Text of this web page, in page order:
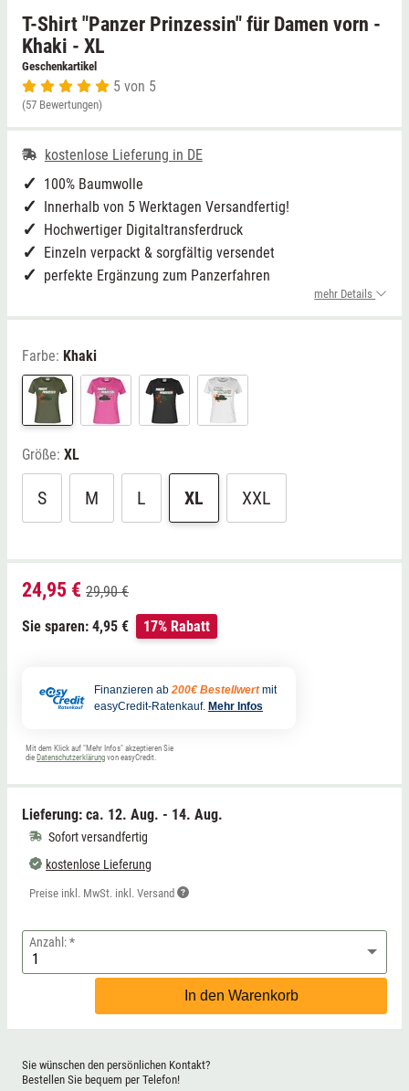
T-Shirt "Panzer Prinzessin" für Damen vorn -
Khaki - XL
Geschenkartikel
5 von 5
(57 Bewertungen)
kostenlose Lieferung in DE
100% Baumwolle
Innerhalb von 5 Werktagen Versandfertig!
Hochwertiger Digitaltransferdruck
Einzeln verpackt & sorgfältig versendet
perfekte Ergänzung zum Panzerfahren
mehr Details
Farbe: Khaki
Größe: XL
S M L XL XXL
24,95 € 29,90 €
Sie sparen: 4,95 €
17% Rabatt
Finanzieren ab 200€ Bestellwert mit
easyCredit-Ratenkauf. Mehr Infos
Mit dem Klick auf "Mehr Infos" akzeptieren Sie
die Datenschutzerklärung von easyCredit.
Lieferung: ca. 12. Aug. - 14. Aug.
Sofort versandfertig
kostenlose Lieferung
Preise inkl. MwSt. inkl. Versand
Anzahl:
In den Warenkorb
Sie wünschen den persönlichen Kontakt?
Bestellen Sie bequem per Telefon!
Niedersachsen
NRW
Saarland
Sachsen
Sachsen-Anhalt
Grimmen (MV)
Rostock/Sanitz (MV)
Thale
Weißwasser